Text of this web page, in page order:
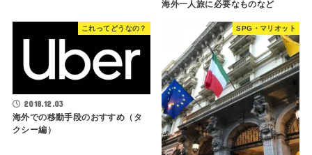
海外一人旅に必要なものなど
これってどうなの？
2018.12.03
海外での移動手段のおすすめ（タ
クシー編）
SPG・マリオット